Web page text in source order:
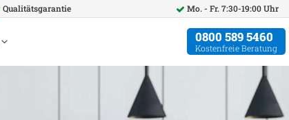
Qualitätsgarantie Mo. - Fr. 7:30-19:00 Uhr
0800 589 5460
Kostenfreie Beratung